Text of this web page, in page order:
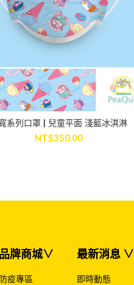
ADD TO CART
系列口罩 | 兒童平面 淺藍冰淇淋
NT$350.00
品牌商城∨
防疫專區
最新消息 ∨
即時動態